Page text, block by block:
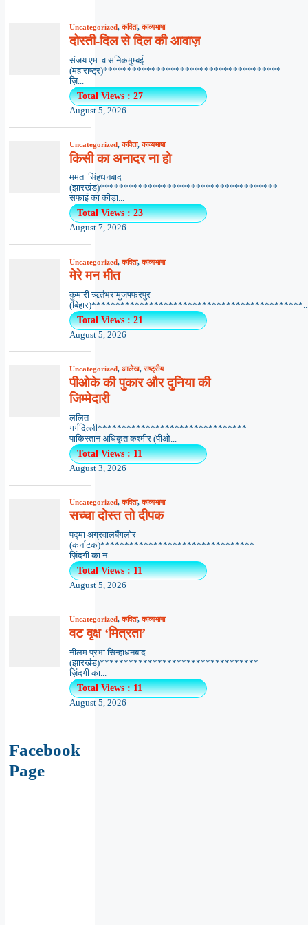
Uncategorized,कविता,काव्यभाषा
दोस्ती-दिल से दिल की आवाज़
संजय एम. वासनिकमुम्बई
(महाराष्ट्र)*************************************
ज़ि...
Total Views : 27
August 5, 2026
Uncategorized,कविता,काव्यभाषा
किसी का अनादर ना हो
ममता सिंहधनबाद
(झारखंड)*************************************
सफाई का कीड़ा...
Total Views : 23
August 7, 2026
Uncategorized,कविता,काव्यभाषा
मेरे मन मीत
कुमारी ऋतंभरामुजफ्फरपुर
Total Views : 21
August 5, 2026
Uncategorized, आलेख,राष्ट्रीय
पीओके की पुकार और दुनिया की
जिम्मेदारी
ललित
गर्गदिल्ली*******************************
पाकिस्तान अधिकृत कश्मीर (पीओ...
Total Views : 11
August 3, 2026
Uncategorized,कविता,काव्यभाषा
सच्चा दोस्त तो दीपक
पद्मा अग्रवालबैंगलोर
(कर्नाटक)********************************
ज़िंदगी का न...
Total Views : 11
August 5, 2026
Uncategorized,कविता,काव्यभाषा
वट वृक्ष ‘मित्रता’
नीलम प्रभा सिन्हाधनबाद
(झारखंड)*********************************
ज़िंदगी का...
Total Views : 11
August 5, 2026
Facebook
Page